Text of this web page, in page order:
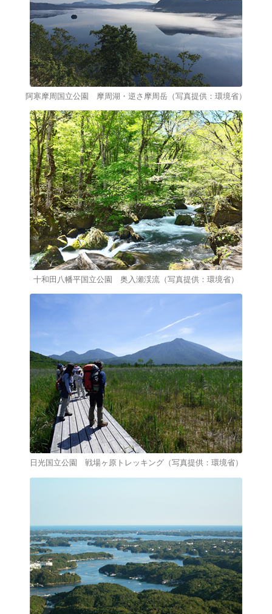
阿寒摩周国立公園 摩周湖・逆さ摩周岳（写真提供：環境省）
十和田八幡平国立公園 奥入瀬渓流（写真提供：環境省）
日光国立公園 戦場ヶ原トレッキング（写真提供：環境省）